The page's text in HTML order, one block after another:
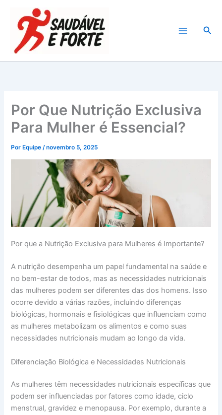
conteúdo
Por Que Nutrição Exclusiva
Para Mulher é Essencial?
Por Equipe/novembro 5, 2025
Por que a Nutrição Exclusiva para Mulheres é Importante?
A nutrição desempenha um papel fundamental na saúde e
no bem-estar de todos, mas as necessidades nutricionais
das mulheres podem ser diferentes das dos homens. Isso
ocorre devido a várias razões, incluindo diferenças
biológicas, hormonais e fisiológicas que influenciam como
as mulheres metabolizam os alimentos e como suas
necessidades nutricionais mudam ao longo da vida.
Diferenciação Biológica e Necessidades Nutricionais
As mulheres têm necessidades nutricionais específicas que
podem ser influenciadas por fatores como idade, ciclo
menstrual, gravidez e menopausa. Por exemplo, durante a